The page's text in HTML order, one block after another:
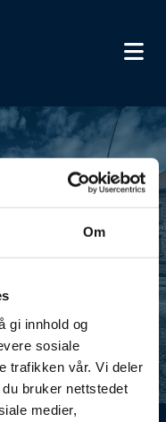
Om
gi innhold og
sosiale
trafikken vår. Vi deler
bruker nettstedet
medier,